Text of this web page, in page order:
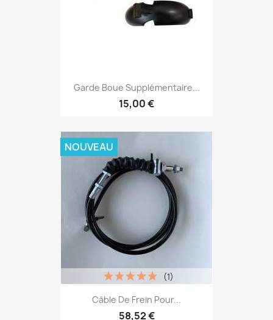
Garde Boue Supplémentaire...
15,00 €
Câble De Frein Pour...
58,52 €
(1)
NOUVEAU